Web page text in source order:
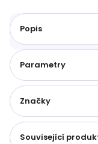
Popis
Parametry
Značky
Související